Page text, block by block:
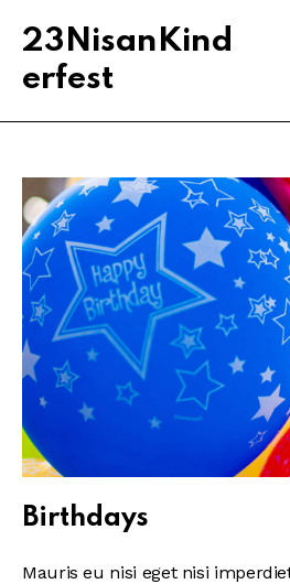
23NisanKind
erfest
Birthdays
Mauris eu nisi eget nisi